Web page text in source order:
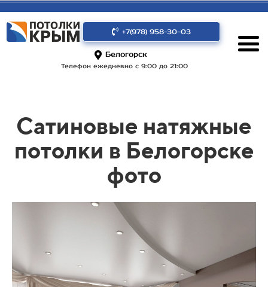
+7(978) 958-30-03
Белогорск
Телефон ежедневно с 9:00 до 21:00
Сатиновые натяжные
потолки в Белогорске
фото